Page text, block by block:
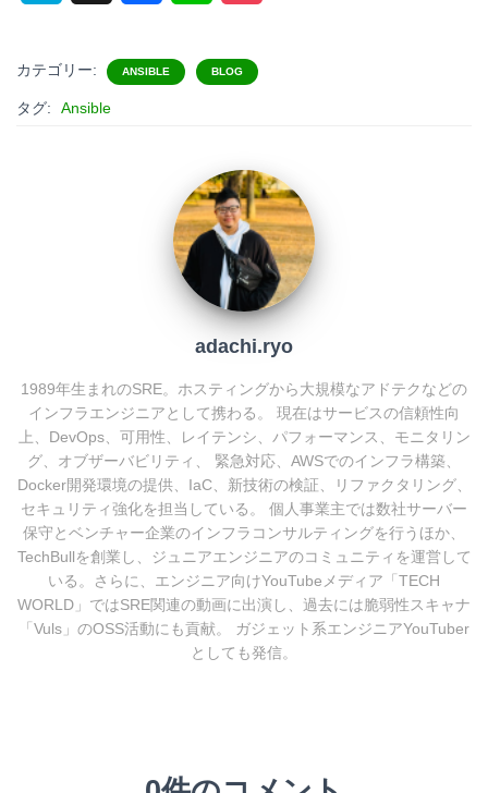
t
e
c n
t
カテゴリー: ANSIBLE BLOG
タグ: Ansible
adachi.ryo
1989年生まれのSRE。ホスティングから大規模なアドテクなどの
インフラエンジニアとして携わる。 現在はサービスの信頼性向
上、DevOps、可用性、レイテンシ、パフォーマンス、モニタリン
グ、オブザーバビリティ、 緊急対応、AWSでのインフラ構築、
Docker開発環境の提供、IaC、新技術の検証、リファクタリング、
セキュリティ強化を担当している。 個人事業主では数社サーバー
保守とベンチャー企業のインフラコンサルティングを行うほか、
TechBullを創業し、ジュニアエンジニアのコミュニティを運営して
いる。さらに、エンジニア向けYouTubeメディア「TECH
WORLD」ではSRE関連の動画に出演し、過去には脆弱性スキャナ
「Vuls」のOSS活動にも貢献。 ガジェット系エンジニアYouTuber
としても発信。